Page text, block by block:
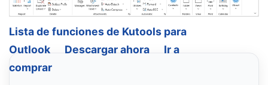
Lista de funciones de Kutools para
Outlook
Descargar ahora
Ir a
comprar